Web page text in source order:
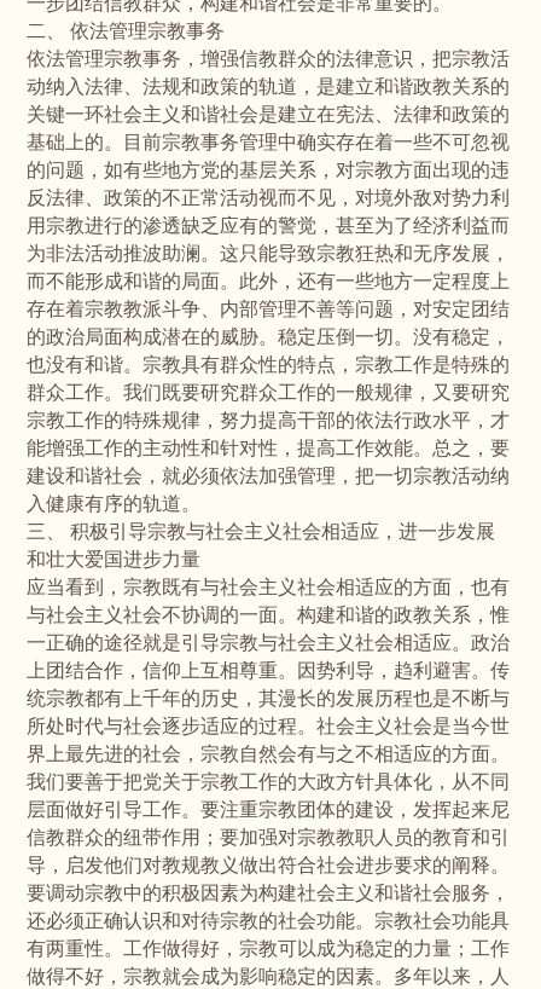
二、 依法管理宗教事务
依法管理宗教事务，增强信教群众的法律意识，把宗教活
动纳入法律、法规和政策的轨道，是建立和谐政教关系的
关键一环社会主义和谐社会是建立在宪法、法律和政策的
基础上的。目前宗教事务管理中确实存在着一些不可忽视
的问题，如有些地方党的基层关系，对宗教方面出现的违
反法律、政策的不正常活动视而不见，对境外敌对势力利
用宗教进行的渗透缺乏应有的警觉，甚至为了经济利益而
为非法活动推波助澜。这只能导致宗教狂热和无序发展，
而不能形成和谐的局面。此外，还有一些地方一定程度上
存在着宗教教派斗争、内部管理不善等问题，对安定团结
的政治局面构成潜在的威胁。稳定压倒一切。没有稳定，
也没有和谐。宗教具有群众性的特点，宗教工作是特殊的
群众工作。我们既要研究群众工作的一般规律，又要研究
宗教工作的特殊规律，努力提高干部的依法行政水平，才
能增强工作的主动性和针对性，提高工作效能。总之，要
建设和谐社会，就必须依法加强管理，把一切宗教活动纳
入健康有序的轨道。
三、 积极引导宗教与社会主义社会相适应，进一步发展
和壮大爱国进步力量
应当看到，宗教既有与社会主义社会相适应的方面，也有
与社会主义社会不协调的一面。构建和谐的政教关系，惟
一正确的途径就是引导宗教与社会主义社会相适应。政治
上团结合作，信仰上互相尊重。因势利导，趋利避害。传
统宗教都有上千年的历史，其漫长的发展历程也是不断与
所处时代与社会逐步适应的过程。社会主义社会是当今世
界上最先进的社会，宗教自然会有与之不相适应的方面。
我们要善于把党关于宗教工作的大政方针具体化，从不同
层面做好引导工作。要注重宗教团体的建设，发挥起来尼
信教群众的纽带作用；要加强对宗教教职人员的教育和引
导，启发他们对教规教义做出符合社会进步要求的阐释。
要调动宗教中的积极因素为构建社会主义和谐社会服务，
还必须正确认识和对待宗教的社会功能。宗教社会功能具
有两重性。工作做得好，宗教可以成为稳定的力量；工作
做得不好，宗教就会成为影响稳定的因素。多年以来，人